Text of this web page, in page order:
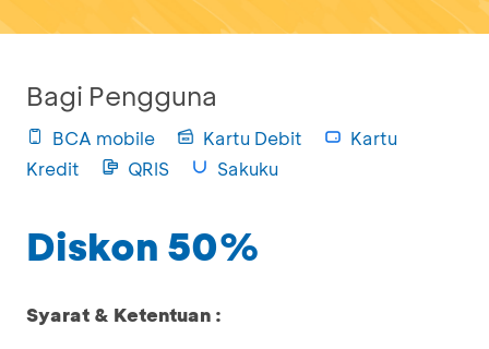
Bagi Pengguna
BCA mobile Kartu Debit
Kartu
Kredit
QRIS Sakuku
Diskon 50%
Syarat & Ketentuan :